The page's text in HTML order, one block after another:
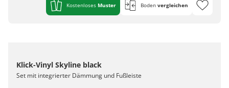
Kostenloses Muster Boden vergleichen
Klick-Vinyl Skyline black
Set mit integrierter Dämmung und Fußleiste